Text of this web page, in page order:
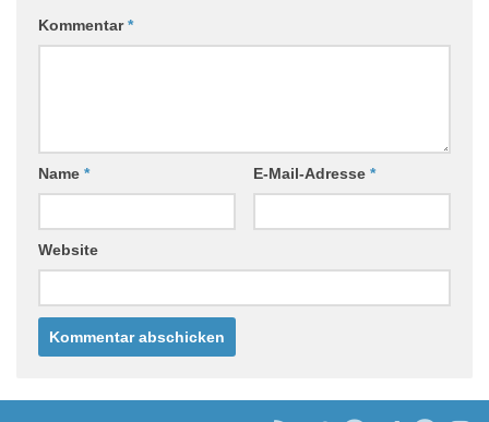
Kommentar*
Name * E-Mail-Adresse *
Website